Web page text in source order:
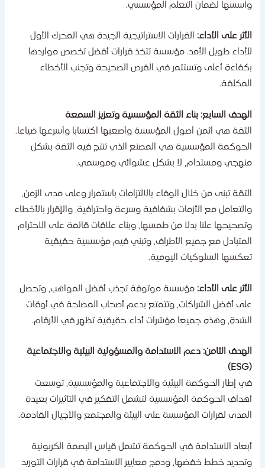
لضمان التعلم المؤسسي.
على الأداء:القرارات الاستراتيجية الجيدة هي المحرك الأول
طويل الأمد. مؤسسة تتخذ قرارات أفضل تخصص مواردها
أعلى وتستثمر في الفرص الصحيحة وتجنب الأخطاء
السابع: بناء الثقة المؤسسية وتعزيز السمعة
هي أثمن أصول المؤسسة وأصعبها اكتسابا وأسرعها ضياعا.
المؤسسية هي المصنع الذي تنتج فيه الثقة بشكل
ومستدام، لا بشكل عشوائي وموسمي.
تبنى من خلال الوفاء بالالتزامات باستمرار وعلى مدى الزمن،
مع الأزمات بشفافية وسرعة واحترافية، والإقرار بالأخطاء
علنا بدلا من طمسها، وبناء علاقات قائمة على الاحترام
مع جميع الأطراف، وتبني قيم مؤسسية حقيقية
السلوكيات اليومية.
على الأداء:مؤسسة موثوقة تجذب أفضل المواهب، وتحصل
أفضل الشراكات، وتتمتع بدعم أصحاب المصلحة في أوقات
وهذه جميعا مؤشرات أداء حقيقية تظهر في الأرقام.
الثامن: دعم الاستدامة والمسؤولية البيئية والاجتماعية
إطار الحوكمة البيئية والاجتماعية والمؤسسية، توسعت
الحوكمة المؤسسية لتشمل التفكير في التأثيرات بعيدة
لقرارات المؤسسة على البيئة والمجتمع والأجيال القادمة.
الاستدامة في الحوكمة تشمل قياس البصمة الكربونية
خطط خفضها، ودمج معايير الاستدامة في قرارات التوريد